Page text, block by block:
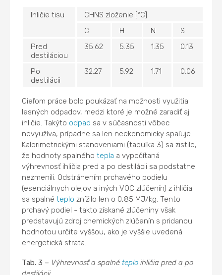
Ihličie tisu
CHNS zloženie [°C]
C
H N
S
Pred
destiláciou
35.62 5.35 1.35 0.13
Po
destilácii
32.27 5.92 1.71 0.06
Cieľom práce bolo poukázať na možnosti využitia
lesných odpadov, medzi ktoré je možné zaradiť aj
ihličie. Takýto odpad sa v súčasnosti vôbec
nevyužíva, prípadne sa len neekonomicky spaľuje.
Kalorimetrickými stanoveniami (tabuľka 3) sa zistilo,
že hodnoty spalnéhotepla a vypočítaná
výhrevnosť ihličia pred a po destilácii sa podstatne
nezmenili. Odstránením prchavého podielu
(esenciálnych olejov a iných VOC zlúčenín) z ihličia
sa spalnéteplo znížilo len o 0,85 MJ/kg. Tento
prchavý podiel - takto získané zlúčeniny však
predstavujú zdroj chemických zlúčenín s pridanou
hodnotou určite vyššou, ako je vyššie uvedená
energetická strata.
Tab. 3 – Výhrevnosť a spalné teplo ihličia pred a po